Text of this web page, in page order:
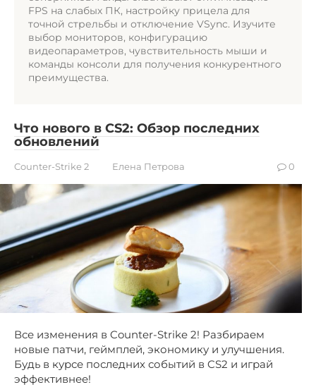
FPS на слабых ПК, настройку прицела для
точной стрельбы и отключение VSync. Изучите
выбор мониторов, конфигурацию
видеопараметров, чувствительность мыши и
команды консоли для получения конкурентного
преимущества.
Что нового в CS2: Обзор последних
обновлений
Counter-Strike 2 Елена Петрова 0
Все изменения в Counter-Strike 2! Разбираем
новые патчи, геймплей, экономику и улучшения.
Будь в курсе последних событий в CS2 и играй
эффективнее!